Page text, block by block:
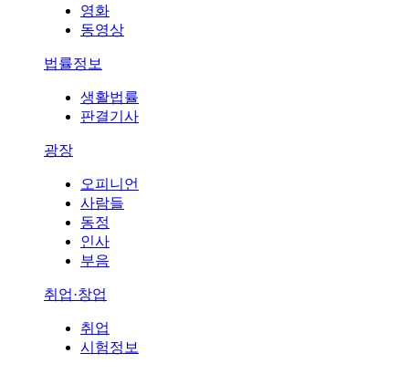
영화
동영상
법률정보
생활법률
판결기사
광장
오피니언
사람들
동정
인사
부음
취업·창업
취업
시험정보